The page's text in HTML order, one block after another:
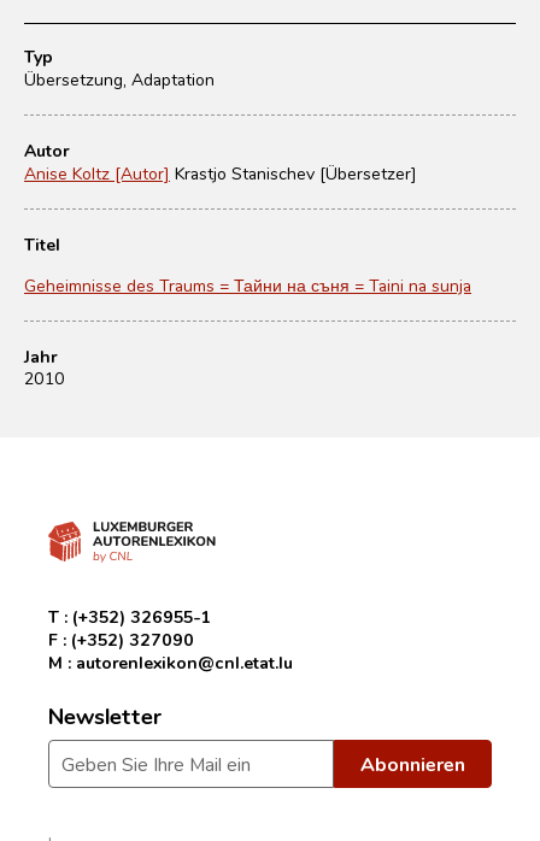
Typ
Übersetzung, Adaptation
Autor
Anise Koltz [Autor] Krastjo Stanischev [Übersetzer]
Titel
Geheimnisse des Traums = Тайни на съня = Taini na sunja
Jahr
2010
T : (+352) 326955-1
F : (+352) 327090
M : autorenlexikon@cnl.etat.lu
Newsletter